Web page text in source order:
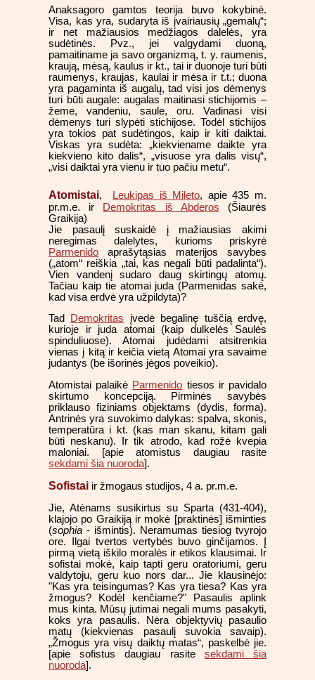
Anaksagoro gamtos teorija buvo kokybinė.
Visa, kas yra, sudaryta iš įvairiausių „gemalų“;
ir net mažiausios medžiagos dalelės, yra
sudėtinės. Pvz., jei valgydami duoną,
pamaitiname ja savo organizmą, t. y. raumenis,
kraują, mėsą, kaulus ir kt., tai ir duonoje turi būti
raumenys, kraujas, kaulai ir mėsa ir t.t.; duona
yra pagaminta iš augalų, tad visi jos dėmenys
turi būti augale: augalas maitinasi stichijomis –
žeme, vandeniu, saule, oru. Vadinasi visi
dėmenys turi slypėti stichijose. Todėl stichijos
yra tokios pat sudėtingos, kaip ir kiti daiktai.
Viskas yra sudėta: „kiekviename daikte yra
kiekvieno kito dalis“, „visuose yra dalis visų“,
„visi daiktai yra vienu ir tuo pačiu metu“.
Atomistai, Leukipas iš Mileto, apie 435 m.
pr.m.e. ir Demokritas iš Abderos (Šiaurės
Graikija)
Jie pasaulį suskaidė į mažiausias akimi
neregimas dalelytes, kurioms priskyrė
Parmenido aprašytąsias materijos savybes
(„atom“ reiškia „tai, kas negali būti padalinta“).
Vien vandenį sudaro daug skirtingų atomų.
Tačiau kaip tie atomai juda (Parmenidas sakė,
kad visa erdvė yra užpildyta)?
Tad Demokritas įvedė begalinę tuščią erdvę,
kurioje ir juda atomai (kaip dulkelės Saulės
spinduliuose). Atomai judėdami atsitrenkia
vienas į kitą ir keičia vietą Atomai yra savaime
judantys (be išorinės jėgos poveikio).
Atomistai palaikė Parmenido tiesos ir pavidalo
skirtumo koncepciją. Pirminės savybės
priklauso fiziniams objektams (dydis, forma).
Antrinės yra suvokimo dalykas: spalva, skonis,
temperatūra i kt. (kas man skanu, kitam gali
būti neskanu). Ir tik atrodo, kad rožė kvepia
maloniai. [apie atomistus daugiau rasite
sekdami šia nuoroda].
Sofistai ir žmogaus studijos, 4 a. pr.m.e.
Jie, Atėnams susikirtus su Sparta (431-404),
klajojo po Graikiją ir mokė [praktinės] išminties
(sophia - išmintis). Neramumas tiesiog tvyrojo
ore. Ilgai tvertos vertybės buvo ginčijamos. Į
pirmą vietą iškilo moralės ir etikos klausimai. Ir
sofistai mokė, kaip tapti geru oratoriumi, geru
valdytoju, geru kuo nors dar... Jie klausinėjo:
"Kas yra teisingumas? Kas yra tiesa? Kas yra
žmogus? Kodėl kenčiame?" Pasaulis aplink
mus kinta. Mūsų jutimai negali mums pasakyti,
koks yra pasaulis. Nėra objektyvių pasaulio
matų (kiekvienas pasaulį suvokia savaip).
„Žmogus yra visų daiktų matas“, paskelbė jie.
[apie sofistus daugiau rasite sekdami šia
nuoroda].